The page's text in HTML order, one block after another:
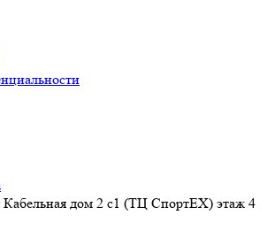
Кабельная дом 2 с1 (ТЦ СпортEX) этаж 4